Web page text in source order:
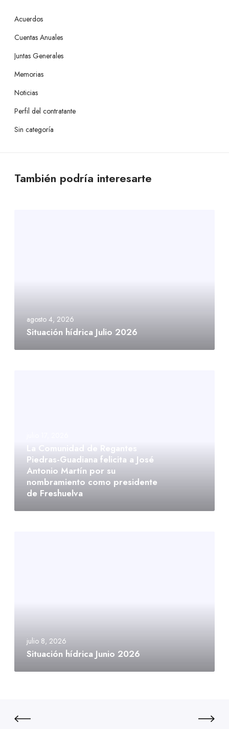
Acuerdos
Cuentas Anuales
Juntas Generales
Memorias
Noticias
Perfil del contratante
Sin categoría
También podría interesarte
agosto 4, 2026
Situación hídrica Julio 2026
La Comunidad de Regantes
Piedras-Guadiana felicita a José
Antonio Martín por su
nombramiento como presidente
de Freshuelva
julio 8, 2026
Situación hídrica Junio 2026